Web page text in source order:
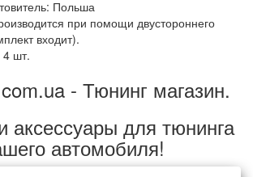
: Польша
при помощи двустороннего
входит).
4 шт.
- Тюнинг магазин.
аксессуары для тюнинга
автомобиля!